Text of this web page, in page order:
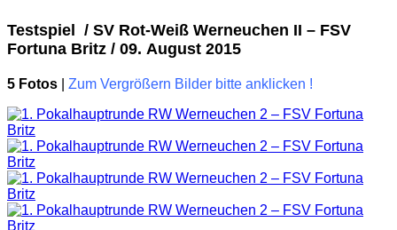
Testspiel / SV Rot-Weiß Werneuchen II – FSV
Fortuna Britz / 09. August 2015
5 Fotos Zum Vergrößern Bilder bitte anklicken !